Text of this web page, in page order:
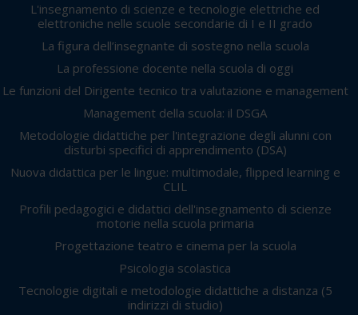
L'insegnamento di scienze e tecnologie elettriche ed
elettroniche nelle scuole secondarie di I e II grado
La figura dell’insegnante di sostegno nella scuola
La professione docente nella scuola di oggi
Le funzioni del Dirigente tecnico tra valutazione e management
Management della scuola: il DSGA
Metodologie didattiche per l'integrazione degli alunni con
disturbi specifici di apprendimento (DSA)
Nuova didattica per le lingue: multimodale, flipped learning e
CLIL
Profili pedagogici e didattici dell'insegnamento di scienze
motorie nella scuola primaria
Progettazione teatro e cinema per la scuola
Psicologia scolastica
Tecnologie digitali e metodologie didattiche a distanza (5
indirizzi di studio)